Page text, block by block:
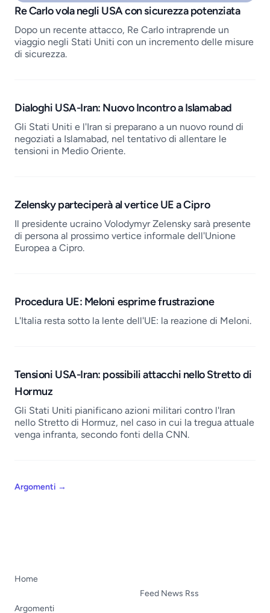
Job openings
Re Carlo vola negli USA con sicurezza potenziata
Dopo un recente attacco, Re Carlo intraprende un
viaggio negli Stati Uniti con un incremento delle misure
di sicurezza.
Dialoghi USA-Iran: Nuovo Incontro a Islamabad
Gli Stati Uniti e l'Iran si preparano a un nuovo round di
negoziati a Islamabad, nel tentativo di allentare le
tensioni in Medio Oriente.
Zelensky parteciperà al vertice UE a Cipro
Il presidente ucraino Volodymyr Zelensky sarà presente
di persona al prossimo vertice informale dell'Unione
Europea a Cipro.
Procedura UE: Meloni esprime frustrazione
L'Italia resta sotto la lente dell'UE: la reazione di Meloni.
Tensioni USA-Iran: possibili attacchi nello Stretto di
Hormuz
Gli Stati Uniti pianificano azioni militari contro l'Iran
nello Stretto di Hormuz, nel caso in cui la tregua attuale
venga infranta, secondo fonti della CNN.
Argomenti →
Home
Argomenti
Feed News Rss